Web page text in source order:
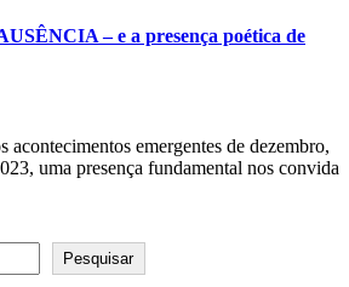
– e a presença poética de
emergentes de dezembro,
uma presença fundamental nos convida
Pesquisar